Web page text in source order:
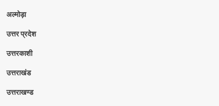
अल्मोड़ा
उत्तर प्रदेश
उत्तरकाशी
उत्तराखंड
उत्तराखण्ड